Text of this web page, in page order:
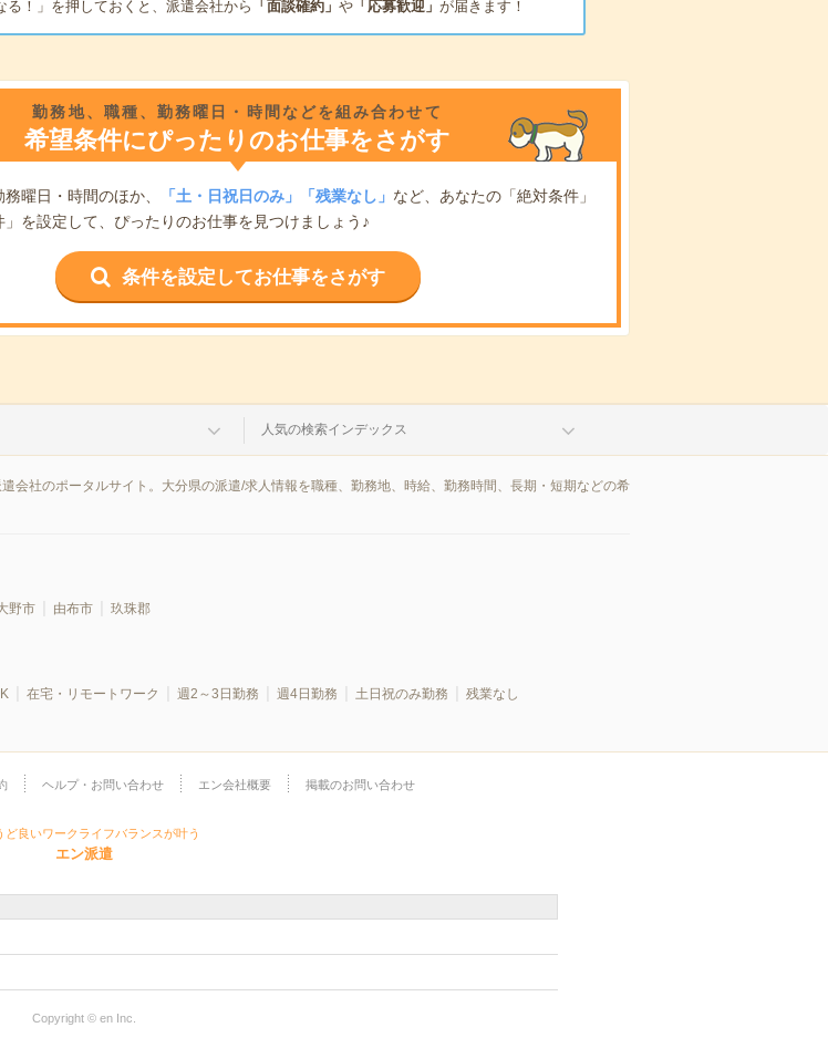
る！」を押しておくと、派遣会社から 「面談確約」 や「応募歓迎」 が届きます！
勤務地、職種、勤務曜日・時間などを組み合わせて
希望条件にぴったりのお仕事をさがす
曜日・時間のほか、 「土・日祝日のみ」「残業なし」 など、あなたの「絶対条件」
を設定して、ぴったりのお仕事を見つけましょう♪
条件を設定してお仕事をさがす
人気の検索インデックス
会社のポータルサイト。大分県の派遣/求人情報を職種、勤務地、時給、勤務時間、長期・短期などの希
野市 由布市 玖珠郡
在宅・リモートワーク 週2～3日勤務 週4日勤務 土日祝のみ勤務
残業なし
ヘルプ・お問い合わせ エン会社概要 掲載のお問い合わせ
ど良いワークライフバランスが叶う
エン派遣
Copyright © en Inc.